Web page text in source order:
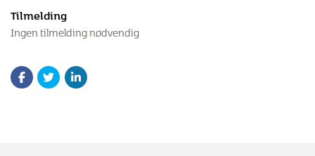
Tilmelding
Ingen tilmelding nødvendig